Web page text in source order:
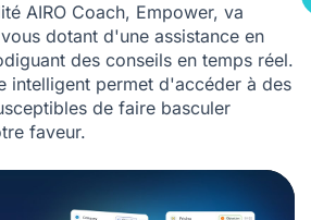
AIRO Coach, Empower, va
dotant d'une assistance en
des conseils en temps réel.
intelligent permet d'accéder à des
de faire basculer
faveur.